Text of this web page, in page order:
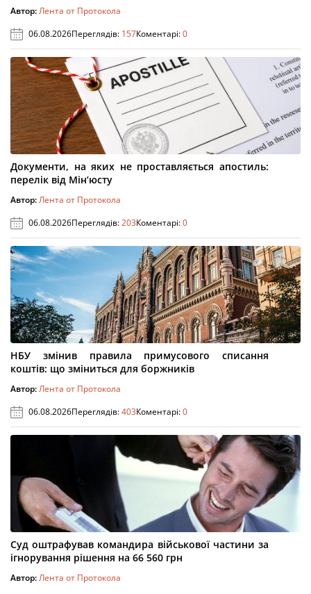
Автор:Лента от Протокола
06.08.2026Переглядів: 157Коментарі:0
Документи, на яких не проставляється апостиль:
перелік від Мін’юсту
Автор:Лента от Протокола
06.08.2026Переглядів:203Коментарі:0
НБУ змінив правила примусового списання
коштів: що зміниться для боржників
Автор:Лента от Протокола
06.08.2026Переглядів:403Коментарі:0
Суд оштрафував командира військової частини за
ігнорування рішення на 66 560 грн
Автор:Лента от Протокола